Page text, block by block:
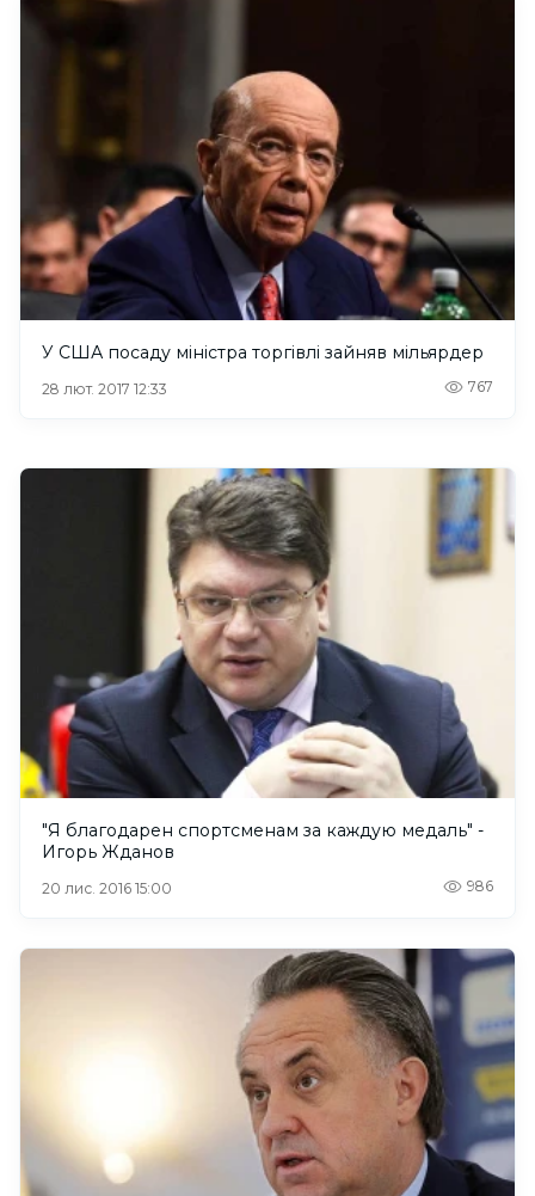
У США посаду міністра торгівлі зайняв мільярдер
28 лют. 2017 12:33 767
"Я благодарен спортсменам за каждую медаль" -
Игорь Жданов
20 лис. 2016 15:00 986